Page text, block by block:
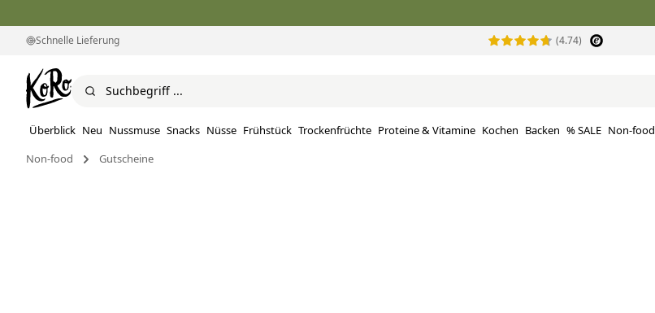
Schnelle Lieferung (4.74)
Überblick Neu Nussmuse Snacks Nüsse Frühstück Trockenfrüchte Proteine ​​& Vitamine Kochen Backen % SALE Non-food
Non-food
Gutscheine